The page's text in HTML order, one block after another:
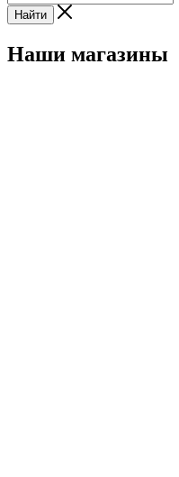
Найти
Наши магазины